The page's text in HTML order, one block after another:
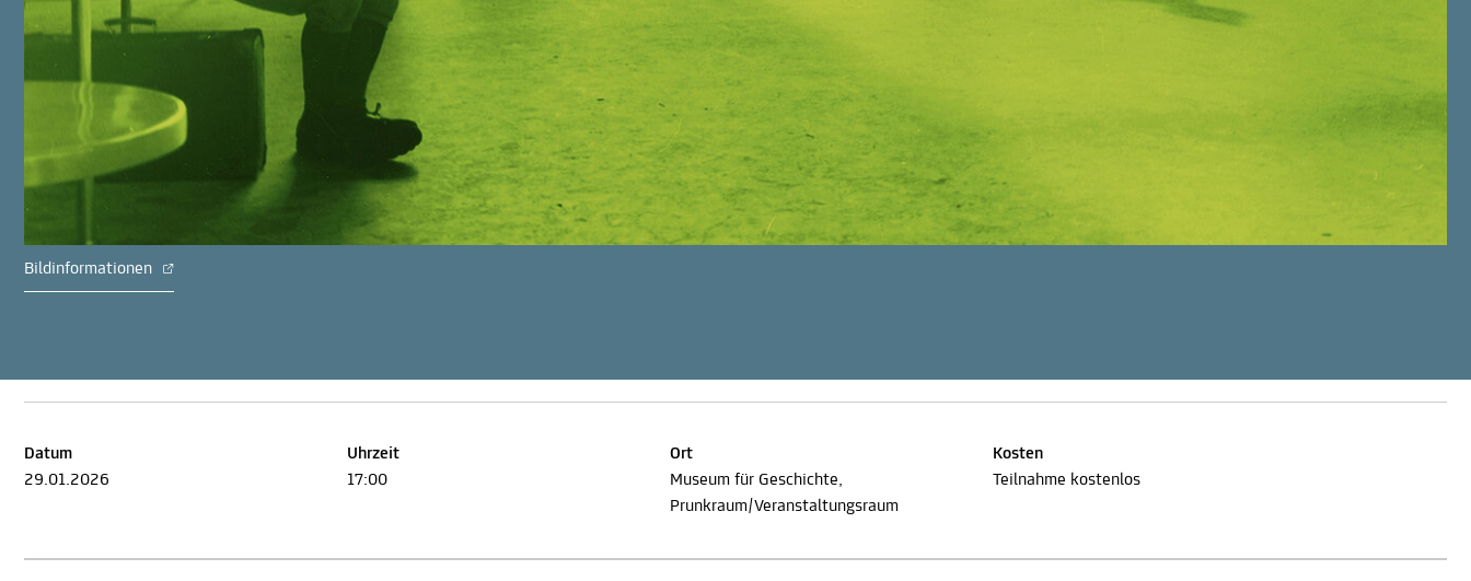
Bildinformationen
Datum
29.01.2026
Uhrzeit
17:00
Ort
Museum für Geschichte,
Prunkraum/Veranstaltungsraum
Kosten
Teilnahme kostenlos